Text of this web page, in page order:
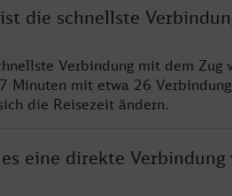
die schnellste
Verbindung mit dem Zug
Minuten mit etwa 26
die Reisezeit ändern.
eine direkte Verbindung